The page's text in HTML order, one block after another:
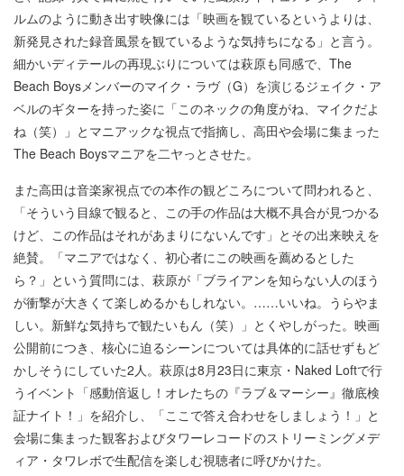
ルムのように動き出す映像には「映画を観ているというよりは、
新発見された録音風景を観ているような気持ちになる」と言う。
細かいディテールの再現ぶりについては萩原も同感で、The
Beach Boysメンバーのマイク・ラヴ（G）を演じるジェイク・ア
ベルのギターを持った姿に「このネックの角度がね、マイクだよ
ね（笑）」とマニアックな視点で指摘し、高田や会場に集まった
The Beach Boysマニアを二ヤっとさせた。
また高田は音楽家視点での本作の観どころについて問われると、
「そういう目線で観ると、この手の作品は大概不具合が見つかる
けど、この作品はそれがあまりにないんです」とその出来映えを
絶賛。「マニアではなく、初心者にこの映画を薦めるとした
ら？」という質問には、萩原が「ブライアンを知らない人のほう
が衝撃が大きくて楽しめるかもしれない。……いいね。うらやま
しい。新鮮な気持ちで観たいもん（笑）」とくやしがった。映画
公開前につき、核心に迫るシーンについては具体的に話せずもど
かしそうにしていた2人。萩原は8月23日に東京・Naked Loftで行
うイベント「感動倍返し！オレたちの『ラブ＆マーシー』徹底検
証ナイト！」を紹介し、「ここで答え合わせをしましょう！」と
会場に集まった観客およびタワーレコードのストリーミングメデ
ィア・タワレボで生配信を楽しむ視聴者に呼びかけた。